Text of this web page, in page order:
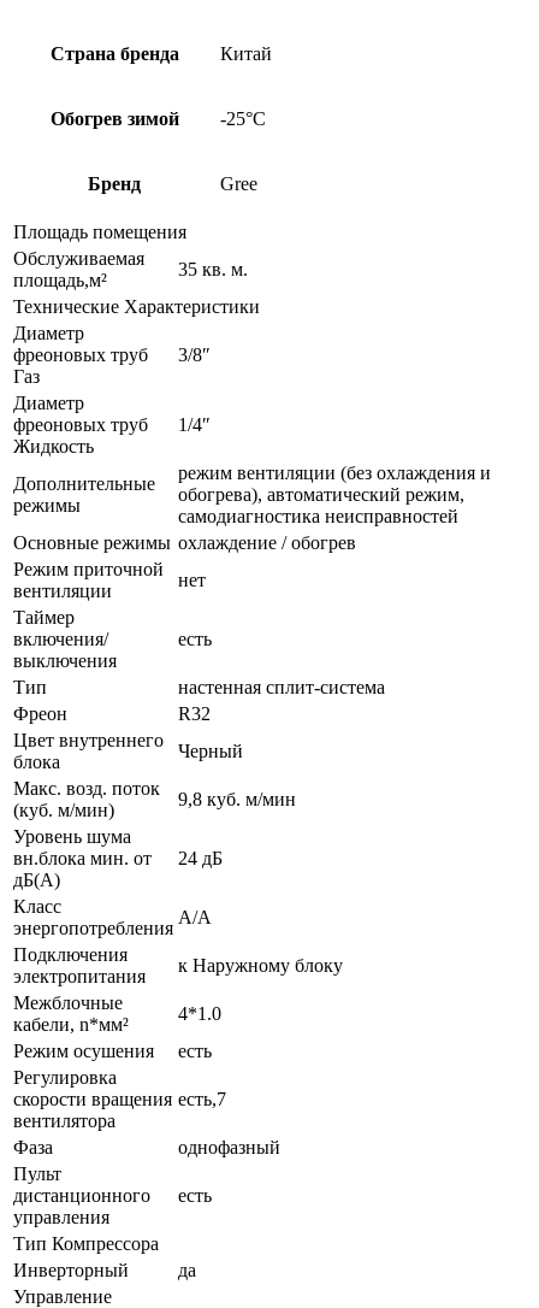
Страна бренда Китай
Обогрев зимой -25°C
Бренд Gree
Площадь помещения
Обслуживаемая
площадь,м²
35 кв. м.
Технические Характеристики
Диаметр
фреоновых труб
Газ
3/8″
Диаметр
фреоновых труб
Жидкость
1/4″
Дополнительные
режимы
режим вентиляции (без охлаждения и
обогрева), автоматический режим,
самодиагностика неисправностей
Основные режимы охлаждение / обогрев
Режим приточной
вентиляции
нет
Таймер
включения/
выключения
есть
Тип
настенная сплит-система
Фреон
R32
Цвет внутреннего
блока
Черный
Макс. возд. поток
(куб. м/мин)
9,8 куб. м/мин
Уровень шума
вн.блока мин. от
дБ(А)
24 дБ
Класс
энергопотребления
A/A
Подключения
электропитания
к Наружному блоку
Межблочные
кабели, n*мм²
4*1.0
Режим осушения
есть
Регулировка
скорости вращения
вентилятора
есть,7
Фаза
однофазный
Пульт
дистанционного
управления
есть
Тип Компрессора
Инверторный
да
Управление